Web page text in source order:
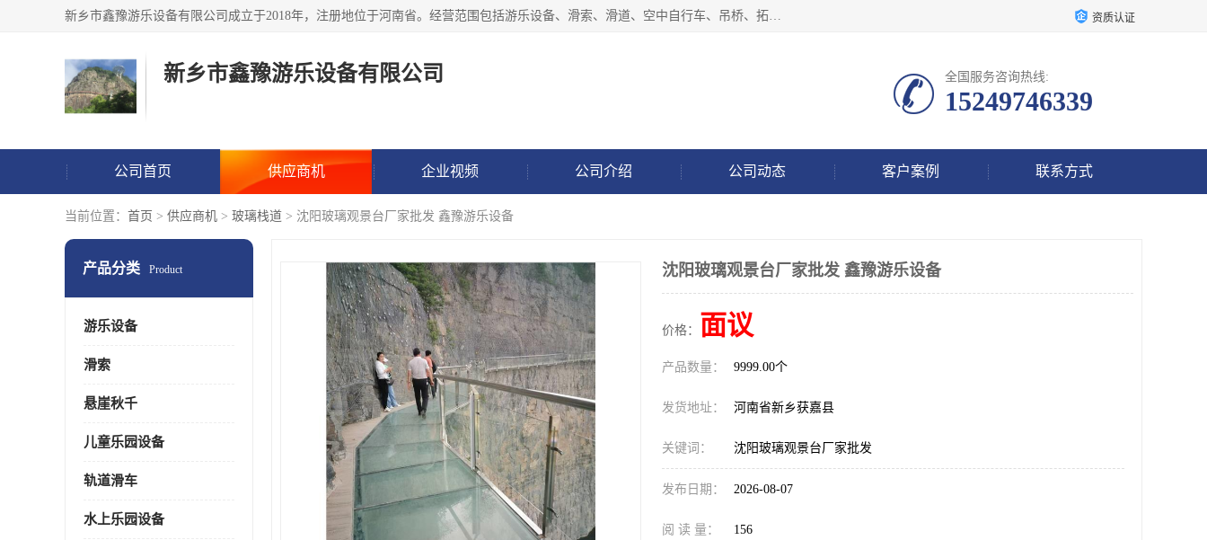
新乡市鑫豫游乐设备有限公司成立于2018年，注册地位于河南省。经营范围包括游乐设备、滑索、滑道、空中自行车、吊桥、拓展器材、攀岩器材、趣桥、悬崖秋千、网红桥、儿童乐园设备、水上乐园设备、丛林穿越设备、音乐呐喊设备、轨道滑车、栈道、玻璃滑道、观景平台、景观包装的设计、制造、销售、安装、维修，景区策划服务。 资质认证
新乡市鑫豫游乐设备有限公司 全国服务咨询热线:
15249746339
公司首页 供应商机 企业视频 公司介绍 公司动态 客户案例 联系方式
当前位置： 首页 > 供应商机 > 玻璃栈道 > 沈阳玻璃观景台厂家批发 鑫豫游乐设备
产品分类 Product
游乐设备
滑索
悬崖秋千
儿童乐园设备
轨道滑车
水上乐园设备
沈阳玻璃观景台厂家批发 鑫豫游乐设备
价格： 面议
产品数量： 9999.00个
发货地址： 河南省新乡获嘉县
关键词： 沈阳玻璃观景台厂家批发
发布日期： 2026-08-07
阅 读 量： 156